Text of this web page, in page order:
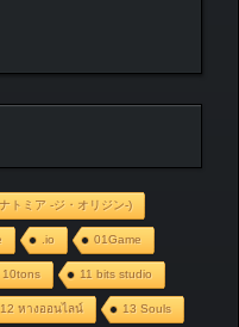
トミア ‐ジ・オリジン‐)
.io 01Game
10tons 11 bits studio
12 หางออนไลน์ 13 Souls